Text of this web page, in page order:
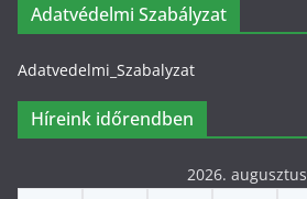
Adatvédelmi Szabályzat
Adatvedelmi_Szabalyzat
Híreink időrendben
2026. augusztus